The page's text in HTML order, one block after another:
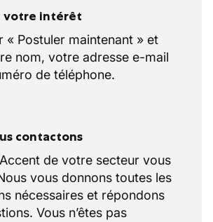
votre intérêt
« Postuler maintenant » et
nom, votre adresse e-mail
de téléphone.
contactons
de votre secteur vous
vous donnons toutes les
nécessaires et répondons
Vous n’êtes pas